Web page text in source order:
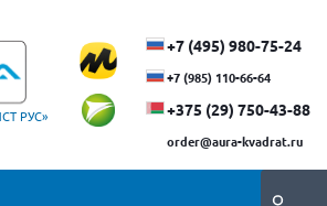
РУС»
+7 (495) 980-75-24
+7 (985) 110-66-64
+375 (29) ​750-43-88
order@aura-kvadrat.ru